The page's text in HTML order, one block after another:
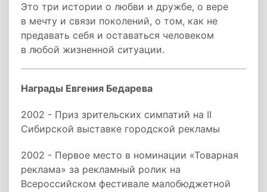
Это три истории о любви и дружбе, о вере
в мечту и связи поколений, о том, как не
предавать себя и оставаться человеком
в любой жизненной ситуации.
Награды Евгения Бедарева
2002 - Приз зрительских симпатий на II
Сибирской выставке городской рекламы
2002 - Первое место в номинации «Товарная
реклама» за рекламный ролик на
Всероссийском фестивале малобюджетной